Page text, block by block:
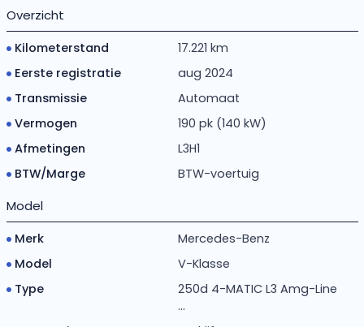
Overzicht
Kilometerstand
17.221 km
Eerste registratie
aug 2024
Transmissie
Automaat
Vermogen
190 pk (140 kW)
Afmetingen
L3H1
BTW/Marge
BTW-voertuig
Model
Merk
Mercedes-Benz
Model
V-Klasse
Type
250d 4-MATIC L3 Amg-Line
...